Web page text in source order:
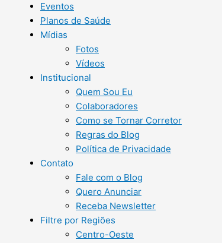
Eventos
Planos de Saúde
Mídias
Fotos
Vídeos
Institucional
Quem Sou Eu
Colaboradores
Como se Tornar Corretor
Regras do Blog
Política de Privacidade
Contato
Fale com o Blog
Quero Anunciar
Receba Newsletter
Filtre por Regiões
Centro-Oeste